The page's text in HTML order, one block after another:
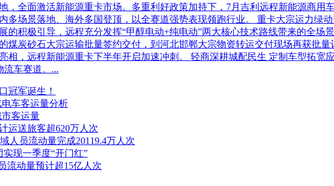
，全面激活新能源重卡市场。多重利好政策加持下，7月吉利远程新能源商用
多场景落地、海外多国登顶，以全赛道强势表现领跑行业。 重卡大宗运力绿
的积极引导，远程充分发挥“甲醇电动+纯电动”两大核心技术路线带来的全
煤炭砂石大宗运输批量签约交付，到河北邯郸大宗物资转运交付现场再获批
相，远程新能源重卡下半年开启加速冲刺。 轻商深耕城配民生 定制车型拓
流车赛道。...
冠军诞生！
电车客运量分析
客运量
运送旅客超620万人次
人员流动量完成20119.4万人次
实现一季度“开门红”
流动量预计超15亿人次